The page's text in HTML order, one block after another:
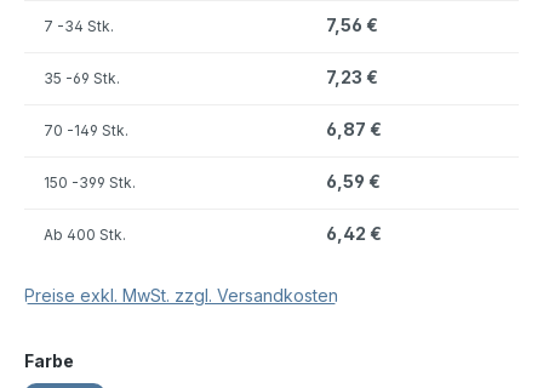
7 -34 Stk. 7,56 €
35 -69 Stk. 7,23 €
70 -149 Stk. 6,87 €
150 -399 Stk. 6,59 €
Ab 400 Stk. 6,42 €
Preise exkl. MwSt. zzgl. Versandkosten
Farbe